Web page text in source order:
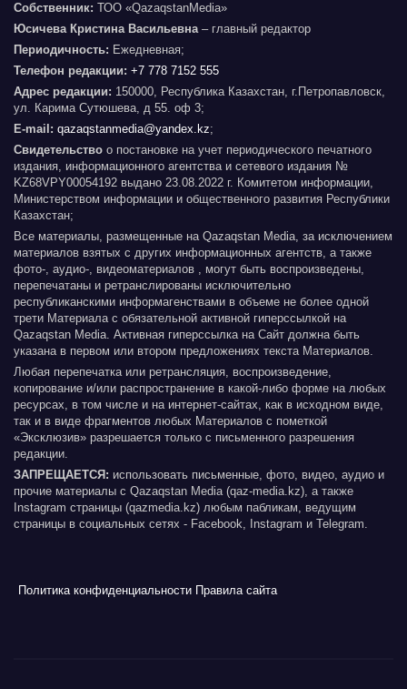
Собственник: ТОО «QazaqstanMedia»
Юсичева Кристина Васильевна– главный редактор
Периодичность: Ежедневная;
Телефон редакции: +7 778 7152 555
Адрес редакции: 150000, Республика Казахстан, г.Петропавловск,
ул. Карима Сутюшева, д 55. оф 3;
E-mail: qazaqstanmedia@yandex.kz;
Свидетельство о постановке на учет периодического печатного
издания, информационного агентства и сетевого издания №
KZ68VPY00054192 выдано 23.08.2022 г. Комитетом информации,
Министерством информации и общественного развития Республики
Казахстан;
Все материалы, размещенные на Qazaqstan Media, за исключением
материалов взятых с других информационных агентств, а также
фото-, аудио-, видеоматериалов , могут быть воспроизведены,
перепечатаны и ретранслированы исключительно
республиканскими информагенствами в объеме не более одной
трети Материала с обязательной активной гиперссылкой на
Qazaqstan Media. Активная гиперссылка на Сайт должна быть
указана в первом или втором предложениях текста Материалов.
Любая перепечатка или ретрансляция, воспроизведение,
копирование и/или распространение в какой-либо форме на любых
ресурсах, в том числе и на интернет-сайтах, как в исходном виде,
так и в виде фрагментов любых Материалов с пометкой
«Эксклюзив» разрешается только с письменного разрешения
редакции.
ЗАПРЕЩАЕТСЯ: использовать письменные, фото, видео, аудио и
прочие материалы с Qazaqstan Media (qaz-media.kz), а также
Instagram страницы (qazmedia.kz) любым пабликам, ведущим
страницы в социальных сетях - Facebook, Instagram и Telegram.
Политика конфиденциальности Правила сайта